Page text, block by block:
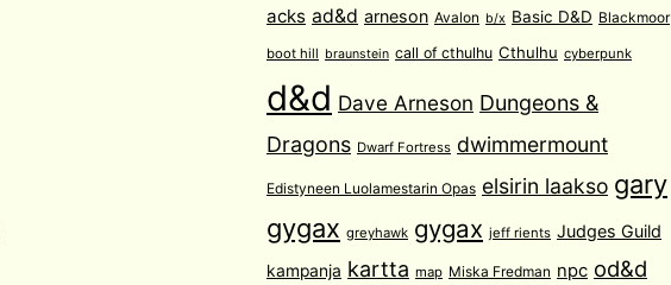
acks ad&d arneson Avalon b/x Basic D&D Blackmoor
boot hill braunstein call of cthulhu Cthulhu cyberpunk
d&d Dave Arneson Dungeons &
Dragons Dwarf Fortress dwimmermount
Edistyneen Luolamestarin Opas elsirin laakso gary
gygax greyhawk gygax jeff rients Judges Guild
kampanja kartta map Miska Fredman npc od&d